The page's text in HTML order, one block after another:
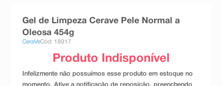
Gel de Limpeza Cerave Pele Normal a
Oleosa 454g
CeraVeCód: 18917
esmalte
10ºabsorvente